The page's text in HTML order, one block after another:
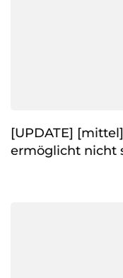
[UPDATE]
ermöglicht nicht